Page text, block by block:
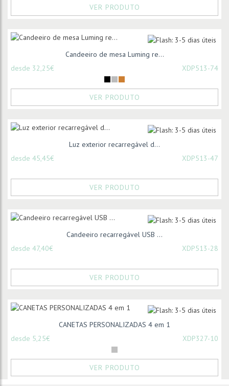
VER PRODUTO
Candeeiro de mesa Luming re...
desde 32,25€
XDP513-74
VER PRODUTO
Luz exterior recarregável d...
desde 45,45€
XDP513-47
VER PRODUTO
Candeeiro recarregável USB ...
desde 47,40€
XDP513-28
VER PRODUTO
CANETAS PERSONALIZADAS 4 em 1
desde 5,25€
XDP327-10
VER PRODUTO